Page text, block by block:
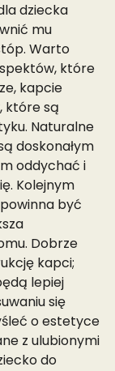
dziecka
mu
Warto
które
kapcie
które są
Naturalne
doskonałym
oddychać i
Kolejnym
być
Dobrze
kapci;
lepiej
się
o estetyce
z ulubionymi
do